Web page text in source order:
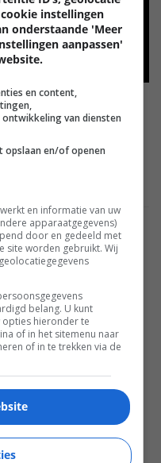
JE ZELF KUNT DOEN
van ons
GAAT VOOR GROOT,
instellingen
onderstaande 'Meer
aanpassen'
en content,
van diensten
opslaan en/of openen
en informatie van uw
apparaatgegevens)
door en gedeeld met
site worden gebruikt. Wij
belang. U kunt
hieronder te
of in het sitemenu naar
of in te trekken via de